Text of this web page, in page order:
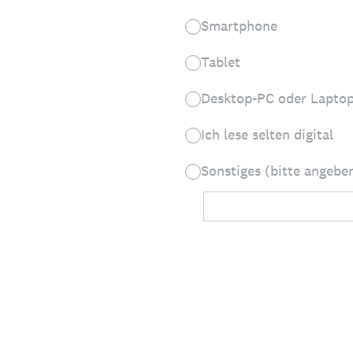
Smartphone
Tablet
Desktop-PC oder
Ich lese selten digital
Sonstiges (bitte